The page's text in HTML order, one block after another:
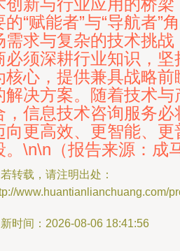
创新与行业应用的桥梁
的“赋能者”与“导航者”
需求与复杂的技术挑
必须深耕行业知识，
核心，提供兼具战略
解决方案。随着技术与
，信息技术咨询服务
向更高效、更智能、更
。\n\n（报告来源：成
转载，请注明出处：
www.huantianlianchuang.com/
时间：2026-08-06 18:41:56